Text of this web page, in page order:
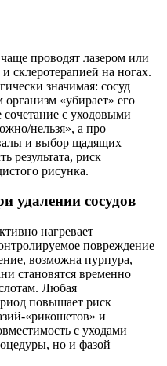
проводят лазером или
склеротерапией на ногах.
значимая: сосуд
организм «убирает» его
с уходовыми
нельзя», а про
и выбор щадящих
результата, риск
рисунка.
удалении сосудов
нагревает
повреждение
возможна пурпура,
становятся временно
Любая
повышает риск
«рикошетов» и
с уходами
но и фазой